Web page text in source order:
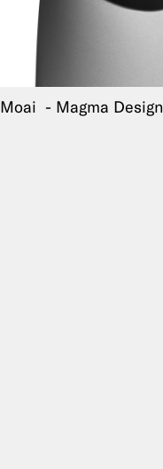
Moai Magma Design